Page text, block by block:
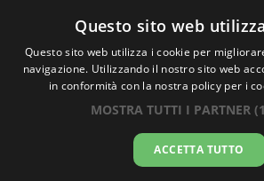
Oraesatta
Ora Esatta
Questo sito web
Questo sito web utilizza i cookie per
navigazione. Utilizzando il nostro sito web
in conformità con la nostra policy per i
MOSTRA TUTTI I PARTNER
ACCETTA TUTTO